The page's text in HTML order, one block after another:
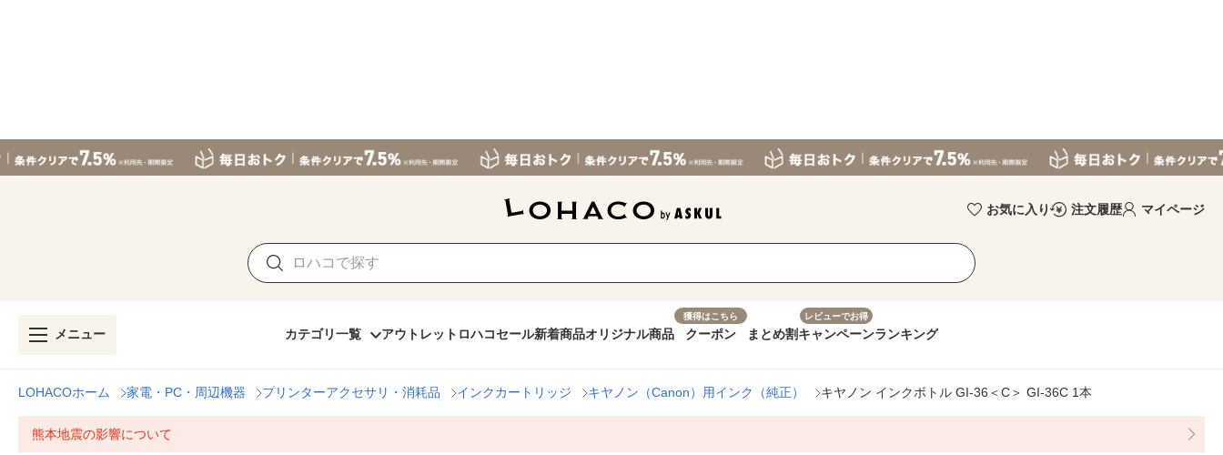
お気に入り 注文履歴 マイページ
メニュー カテゴリ一覧 アウトレット ロハコセール新着商品オリジナル商品
獲得はこちら
クーポン まとめ割
レビューでお得
キャンペーンランキング
LOHACOホーム 家電・PC・周辺機器 プリンターアクセサリ・消耗品 インクカートリッジ キヤノン（Canon）用インク（純正） キヤノン インクボトル GI-36＜C＞ GI-36C 1本
熊本地震の影響について